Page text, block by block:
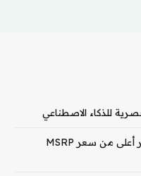
تبيع Best Buy بطاقة RTX 5080 بسعر أعلى من سعر MSRP